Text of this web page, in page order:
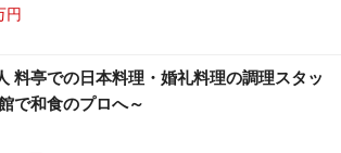
円
料亭での日本料理・婚礼料理の調理スタッ
で和食のプロへ～